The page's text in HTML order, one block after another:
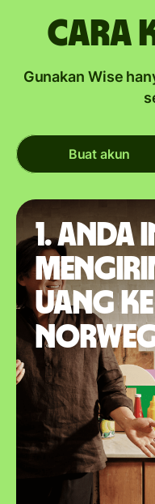
Cara
Gunakan Wise
Buat akun
1. Anda
uang ke